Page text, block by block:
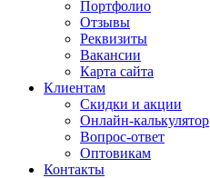
Портфолио
Отзывы
Реквизиты
Вакансии
Карта сайта
Клиентам
Скидки и акции
Онлайн-калькулятор
Вопрос-ответ
Оптовикам
Контакты